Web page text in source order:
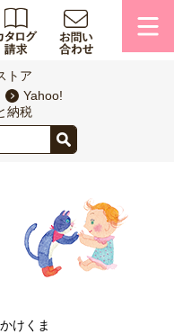
トア
Yahoo!
納税
けくま